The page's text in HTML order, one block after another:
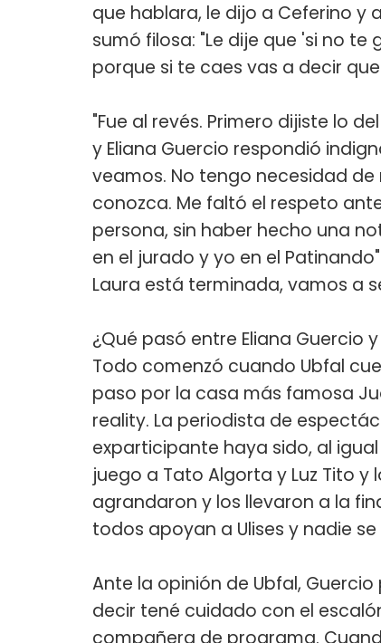
que hablara, le dijo a Ceferino y
sumó filosa: "Le dije que 'si no
porque si te caes vas a decir
"Fue al revés. Primero dijiste lo
y Eliana Guercio ​respondió
veamos. No tengo necesidad
conozca. Me faltó el respeto
persona, sin haber hecho una
en el jurado y yo en el
Laura está terminada, vamos a
¿Qué pasó entre Eliana Guercio
Todo comenzó cuando Ubfal
paso por la casa más famosa
reality. La periodista de
exparticipante haya sido, al
juego a Tato Algorta y Luz Tito
agrandaron y los llevaron a la
todos apoyan a Ulises y nadie
Ante la opinión de Ubfal,
decir tené cuidado con el
compañera de programa.